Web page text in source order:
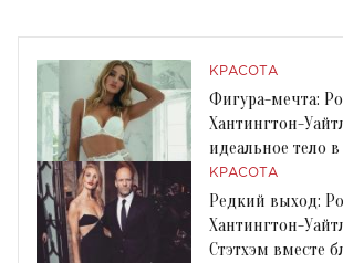
КРАСОТА
Фигура-мечта:
Хантингтон-
идеальное тело
КРАСОТА
Редкий выход:
Хантингтон-
Стэтхэм вместе